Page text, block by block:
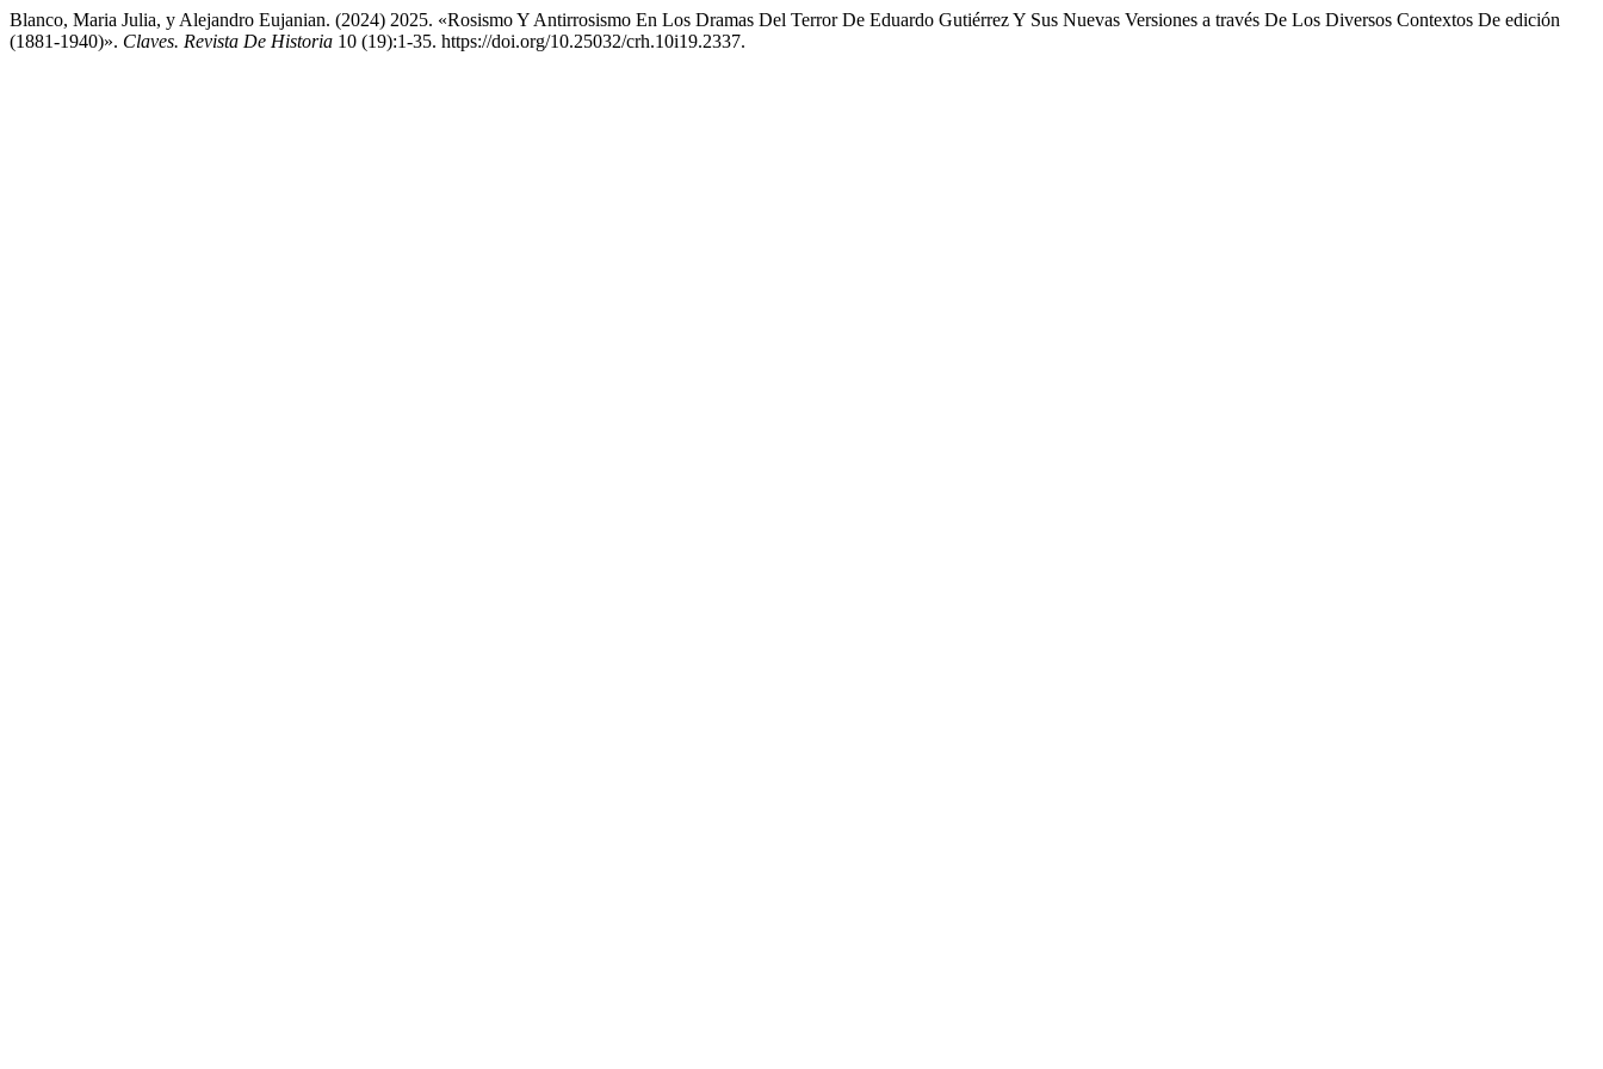
Blanco, Maria Julia, y Alejandro Eujanian. (2024) 2025. «Rosismo Y Antirrosismo En Los Dramas Del Terror De Eduardo Gutiérrez Y Sus Nuevas Versiones a través De Los Diversos Contextos De edición
(1881-1940)». Claves. Revista De Historia 10 (19):1-35. https://doi.org/10.25032/crh.10i19.2337.